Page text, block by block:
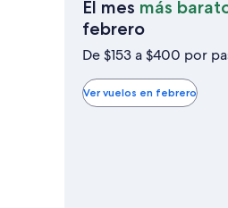
El mes más
febreroEl
mes
barato
para
De $153 a $400 por
Ver vuelos en febrero